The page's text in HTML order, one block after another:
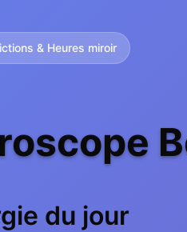
& Heures miroir
du jour